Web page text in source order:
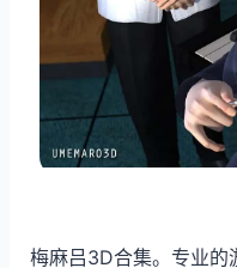
梅麻吕3D合集。专业的